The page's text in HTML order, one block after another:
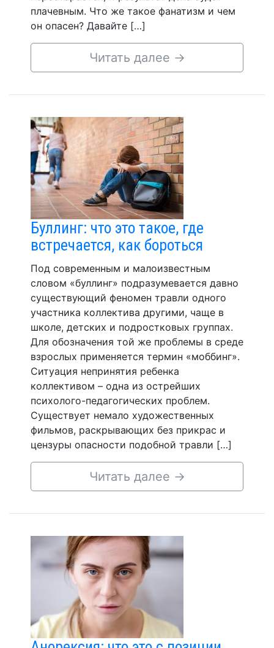
плачевным. Что же такое фанатизм и чем
он опасен? Давайте […]
Читать далее →
Буллинг: что это такое, где
встречается, как бороться
Под современным и малоизвестным
словом «буллинг» подразумевается давно
существующий феномен травли одного
участника коллектива другими, чаще в
школе, детских и подростковых группах.
Для обозначения той же проблемы в среде
взрослых применяется термин «моббинг».
Ситуация непринятия ребенка
коллективом – одна из острейших
психолого-педагогических проблем.
Существует немало художественных
фильмов, раскрывающих без прикрас и
цензуры опасности подобной травли […]
Читать далее →